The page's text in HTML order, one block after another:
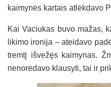
kaimynės kartais atlėkdavo
Kai Vaciukas buvo mažas,
likimo ironija – ateidavo
tremtį išvežęs kaimynas.
nenorėdavo klausyti, tai ir